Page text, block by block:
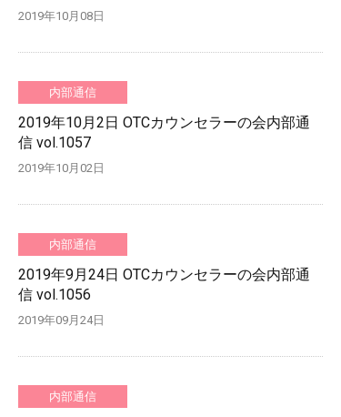
2019年10月08日
内部通信
2019年10月2日 OTCカウンセラーの会内部通
信 vol.1057
2019年10月02日
内部通信
2019年9月24日 OTCカウンセラーの会内部通
信 vol.1056
2019年09月24日
内部通信